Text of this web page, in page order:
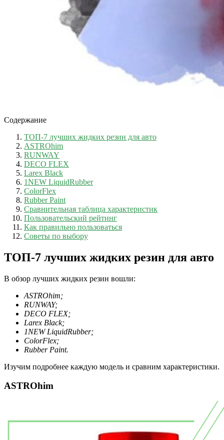
Содержание
ТОП-7 лучших жидких резин для авто
ASTROhim
RUNWAY
DECO FLEX
Larex Black
1NEW LiquidRubber
ColorFlex
Rubber Paint
Сравнительная таблица характеристик
Пользовательский рейтинг
Как правильно пользоваться
Советы по выбору
ТОП-7 лучших жидких резин для авто
В обзор лучших жидких резин вошли:
ASTROhim;
RUNWAY;
DECO FLEX;
Larex Black;
1NEW LiquidRubber;
ColorFlex;
Rubber Paint.
Изучим подробнее каждую модель и сравним характеристики.
ASTROhim